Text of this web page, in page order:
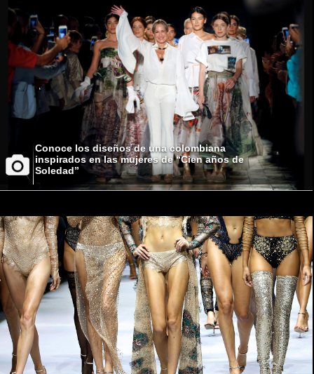
Conoce los diseños de una colombiana
inspirados en las mujeres de “Cien años de
Soledad”